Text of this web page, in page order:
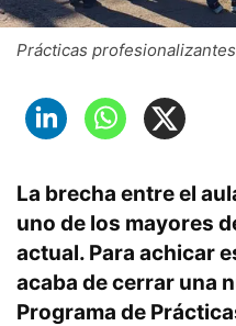
Prácticas
La brecha entre el
uno de los mayores
actual. Para achicar
acaba de cerrar una
Programa de